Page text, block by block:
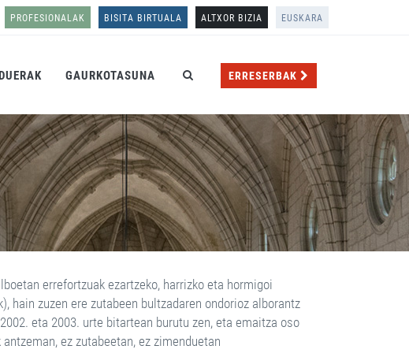
PROFESIONALAK BISITA BIRTUALA ALTXOR BIZIA EUSKARA
GAURKOTASUNA ERRESERBAK
errefortzuak ezartzeko, harrizko eta hormigoi
hain zuzen ere zutabeen bultzadaren ondorioz alborantz
eta 2003. urte bitartean burutu zen, eta emaitza oso
ez zutabeetan, ez zimenduetan